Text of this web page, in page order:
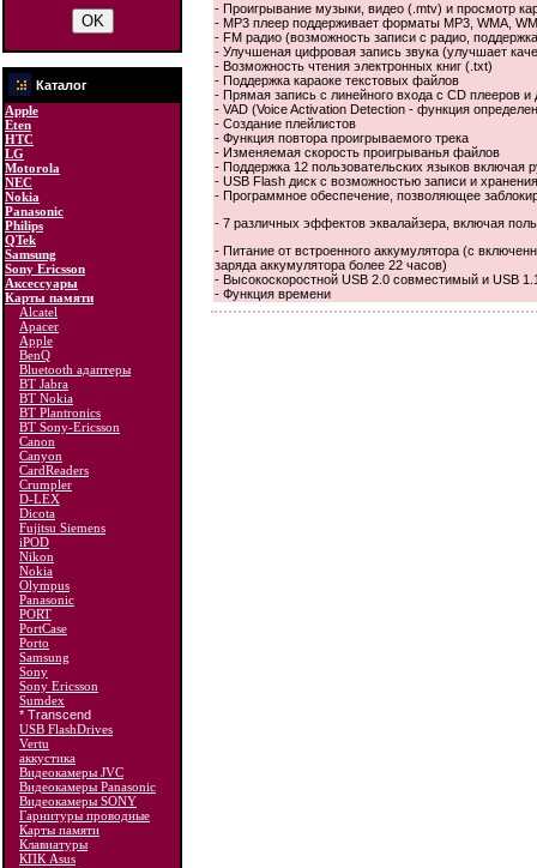
Каталог
Apple
Eten
HTC
LG
Motorola
NEC
Nokia
Panasonic
Philips
QTek
Samsung
Sony Ericsson
Аксессуары
Карты памяти
Alcatel
Apacer
Apple
BenQ
Bluetooth адаптеры
BT Jabra
BT Nokia
BT Plantronics
BT Sony-Ericsson
Canon
Canyon
CardReaders
Crumpler
D-LEX
Dicota
Fujitsu Siemens
iPOD
Nikon
Nokia
Olympus
Panasonic
PORT
PortCase
Porto
Samsung
Sony
Sony Ericsson
Sumdex
* Transcend
USB FlashDrives
Vertu
аккустика
Видеокамеры JVC
Видеокамеры Panasonic
Видеокамеры SONY
Гарнитуры проводные
Карты памяти
Клавиатуры
КПК Asus
- Проигрывание музыки, видео (.mtv) и просмотр
- MP3 плеер поддерживает форматы MP3, WMA,
- FM радио (возможность записи с радио,
- Улучшеная цифровая запись звука (улучшает
- Возможность чтения электронных книг (.txt)
- Поддержка караоке текстовых файлов
- Прямая запись с линейного входа с CD плееров
- VAD (Voice Activation Detection - функция
- Создание плейлистов
- Функция повтора проигрываемого трека
- Изменяемая скорость проигрыванья файлов
- Поддержка 12 пользовательских языков включая
- USB Flash диск с возможностью записи и
- Программное обеспечение, позволяющее
- 7 различных эффектов эквалайзера, включая
- Питание от встроенного аккумулятора (с
заряда аккумулятора более 22 часов)
- Высокоскоростной USB 2.0 совместимый и USB
- Функция времени